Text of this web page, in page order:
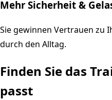
Mehr Sicherheit &
Sie gewinnen Vertrauen zu
durch den Alltag.
Finden Sie das
passt